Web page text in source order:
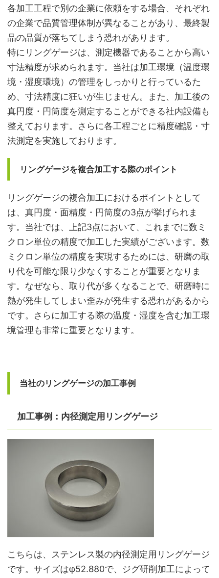
各加工工程で別の企業に依頼をする場合、それぞれ
の企業で品質管理体制が異なることがあり、最終製
品の品質が落ちてしまう恐れがあります。
特にリングゲージは、測定機器であることから高い
寸法精度が求められます。当社は加工環境（温度環
境・湿度環境）の管理をしっかりと行っているた
め、寸法精度に狂いが生じません。また、加工後の
真円度・円筒度を測定することができる社内設備も
整えております。さらに各工程ごとに精度確認・寸
法測定を実施しております。
リングゲージを複合加工する際のポイント
リングゲージの複合加工におけるポイントとして
は、真円度・面精度・円筒度の3点が挙げられま
す。当社では、上記3点において、これまでに数ミ
クロン単位の精度で加工した実績がございます。数
ミクロン単位の精度を実現するためには、研磨の取
り代を可能な限り少なくすることが重要となりま
す。なぜなら、取り代が多くなることで、研磨時に
熱が発生してしまい歪みが発生する恐れがあるから
です。さらに加工する際の温度・湿度を含む加工環
境管理も非常に重要となります。
当社のリングゲージの加工事例
加工事例：内径測定用リングゲージ
こちらは、ステンレス製の内径測定用リングゲージ
です。サイズはφ52.880で、ジグ研削加工によって